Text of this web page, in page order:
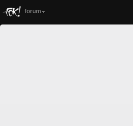
forum